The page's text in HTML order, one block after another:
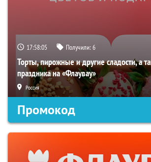
17:58:05 Получили:6
Торты, пирожные и другие сладости, а
праздника на «Флаувау»
Россия
Промокод